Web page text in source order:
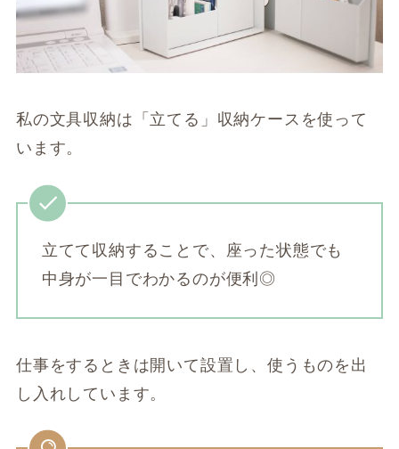
私の文具収納は「立てる」収納ケースを使って
います。
立てて収納することで、座った状態でも
中身が一目でわかるのが便利◎
仕事をするときは開いて設置し、使うものを出
し入れしています。